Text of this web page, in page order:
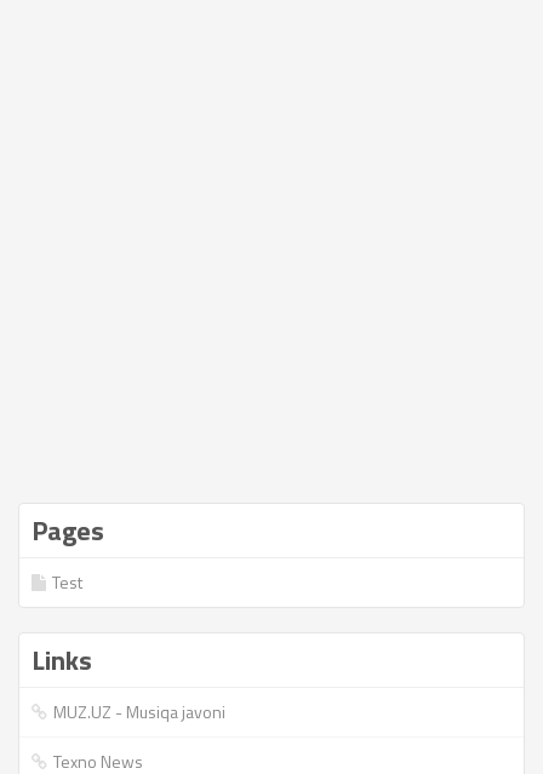
Pages
Test
Links
MUZ.UZ - Musiqa javoni
Texno News